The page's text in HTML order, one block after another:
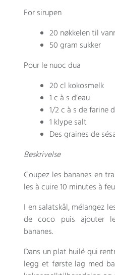
For sirupen
20 nøkkelen til
50 gram sukker
Pour le nuoc dua
20 cl kokosmelk
1c à s d’eau
1/2c à s de farine
1 klype salt
Des graines de
Beskrivelse
Coupez les bananes en
les à cuire10 minutes à
I en salatskål,mélangez
de coco puis ajouter
bananes.
Dans un plat huilé qui
legg et første lag med